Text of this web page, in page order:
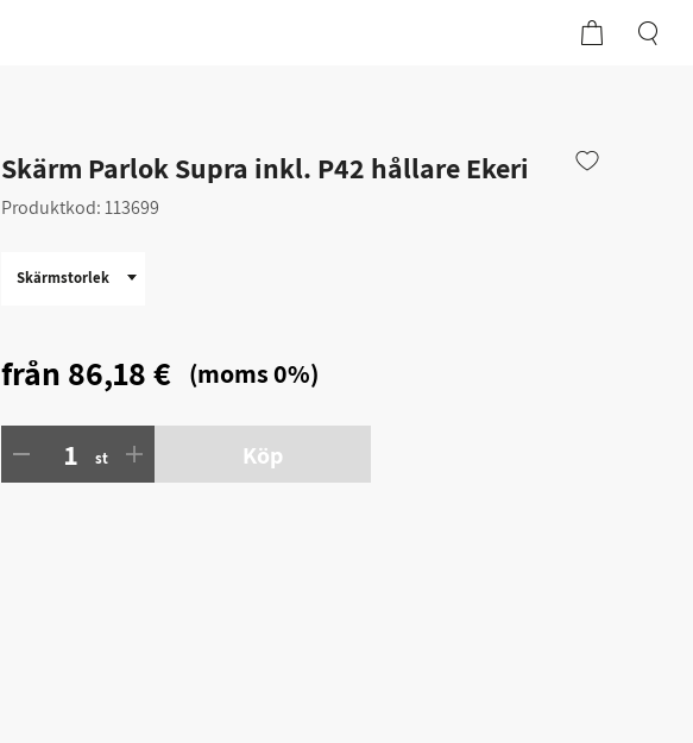
Skärm Parlok Supra inkl. P42 hållare Ekeri
Produktkod:113699
Skärmstorlek
från 86,18 € (moms 0%)
st Köp